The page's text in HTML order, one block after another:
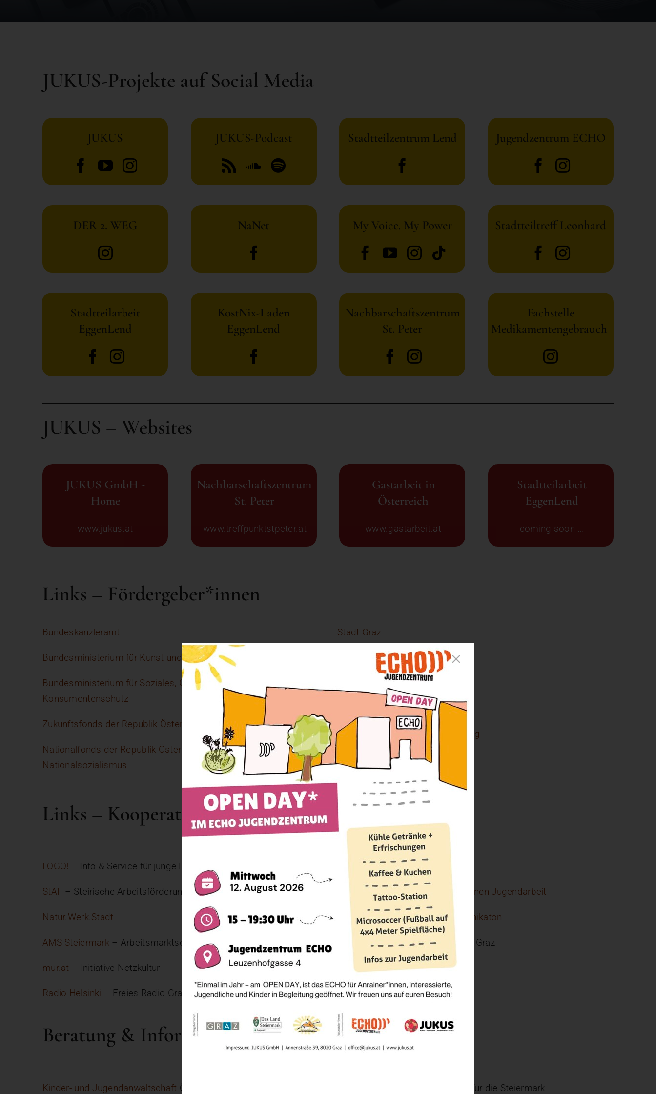
JUKUS-Projekte auf Social Media
JUKUS JUKUS-Podcast Stadtteilzentrum Lend Jugendzentrum ECHO
DER 2. WEG NaNet My Voice. My Power Stadtteiltreff Leonhard
Stadtteilarbeit
EggenLend
KostNix-Laden
EggenLend
Nachbarschaftszentrum
St. Peter
Fachstelle
Medikamentengebrauch
JUKUS – Websites
JUKUS GmbH -
Home
www.jukus.at
Nachbarschaftszentrum
St. Peter
www.treffpunktstpeter.at
Gastarbeit in
Österreich
www.gastarbeit.at
Stadtteilarbeit
EggenLend
coming soon …
Links – Fördergeber*innen
Bundeskanzleramt
Bundesministerium für Kunst und Kultur
Bundesministerium für Soziales, Gesundheit, Pflege und
Konsumentenschutz
Zukunftsfonds der Republik Österreich
Nationalfonds der Republik Österreich für Opfer des
Nationalsozialismus
Stadt Graz
Land Steiermark
Fonds Gesundes Österreich
Gesundheit Österreich GmbH
Gesellschaft für politische Bildung
Europäisches Solidaritätskorps
Links – Kooperationspartner*innen
LOGO! – Info & Service für junge Leute
StAF – Steirische Arbeitsförderungsgesellschaft m.b.H.
Natur.Werk.Stadt
AMS Steiermark– Arbeitsmarktservice Steiermark
mur.at – Initiative Netzkultur
Radio Helsinki – Freies Radio Graz
Fratz Graz– Wir spielen überall!
Steirischer Dachverband der offenen Jugendarbeit
FH Joanneum Design & Kommunikaton
Schaumbad– Freies Atelierhaus Graz
Hunger auf Kunst und Kultur
Beratung & Information
Kinder- und Jugendanwaltschaft Österreichs – Gesundheit für die Steiermark